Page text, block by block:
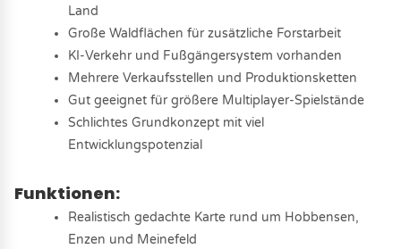
Land
Große Waldflächen für zusätzliche Forstarbeit
KI-Verkehr und Fußgängersystem vorhanden
Mehrere Verkaufsstellen und Produktionsketten
Gut geeignet für größere Multiplayer-Spielstände
Schlichtes Grundkonzept mit viel
Entwicklungspotenzial
Funktionen:
Realistisch gedachte Karte rund um Hobbensen,
Enzen und Meinefeld